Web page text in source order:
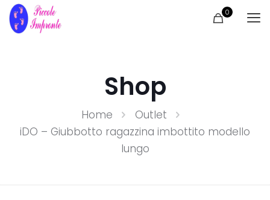
0
Shop
Home
Outlet
iDO – Giubbotto ragazzina imbottito modello
lungo